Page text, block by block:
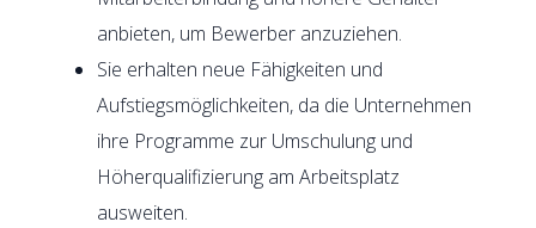
anbieten, um Bewerber anzuziehen.
Sie erhalten neue Fähigkeiten und
Aufstiegsmöglichkeiten, da die Unternehmen
ihre Programme zur Umschulung und
Höherqualifizierung am Arbeitsplatz
ausweiten.